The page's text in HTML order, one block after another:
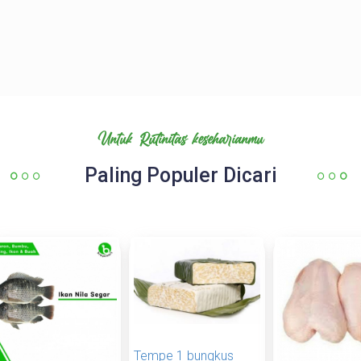
Untuk Rutinitas keseharianmu
Paling Populer Dicari
Tempe 1 bungkus